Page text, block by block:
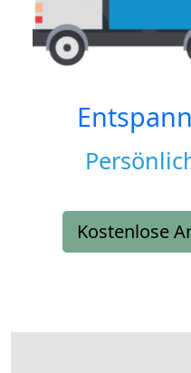
Kostenlose